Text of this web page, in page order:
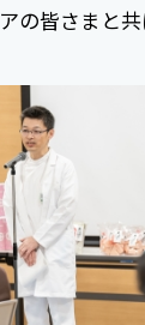
の皆さまと